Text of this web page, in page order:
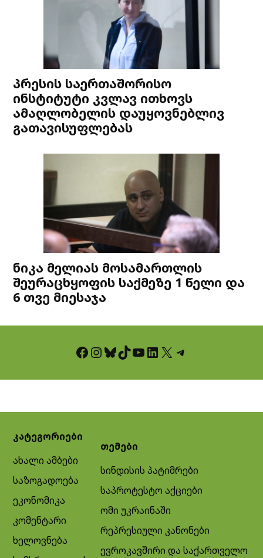
პრესის საერთაშორისო
ინსტიტუტი კვლავ ითხოვს
ამაღლობელის დაუყოვნებლივ
გათავისუფლებას
ნიკა მელიას მოსამართლის
შეურაცხყოფის საქმეზე 1 წელი და
6 თვე მიესაჯა
Facebook InstagramBluesky TikTok YouTube LinkedIn X Telegram
კატეგორიები
ახალი ამბები
საზოგადოება
ეკონომიკა
კომენტარი
ხელოვნება
თემები
სინდისის პატიმრები
საპროტესტო აქციები
ომი უკრაინაში
რეპრესიული კანონები
ევროკავშირი და საქართველო